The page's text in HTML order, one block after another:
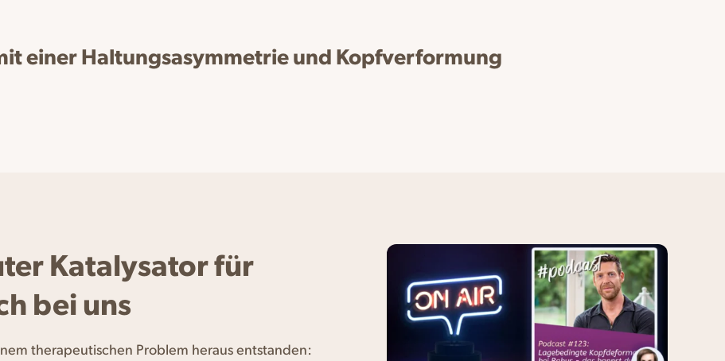
einer Haltungsasymmetrie und Kopfverformung
Katalysator für
bei uns
therapeutischen Problem heraus entstanden: